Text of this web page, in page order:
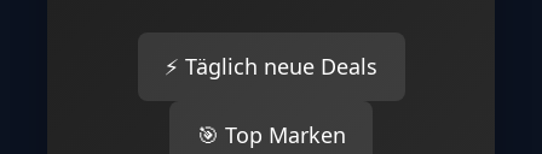
⚡ Täglich neue Deals
🎯 Top Marken